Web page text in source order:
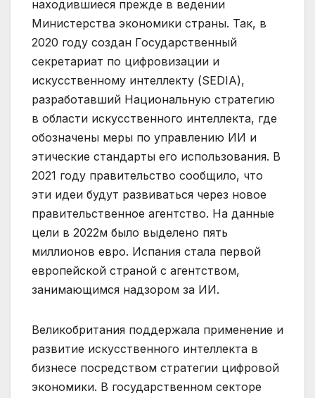
находившиеся прежде в ведении
Министерства экономики страны. Так, в
2020 году создан Государственный
секретариат по цифровизации и
искусственному интеллекту (SEDIA),
разработавший Национальную стратегию
в области искусственного интеллекта, где
обозначены меры по управлению ИИ и
этические стандарты его использования. В
2021 году правительство сообщило, что
эти идеи будут развиваться через новое
правительственное агентство. На данные
цели в 2022м было выделено пять
миллионов евро. Испания стала первой
европейской страной с агентством,
занимающимся надзором за ИИ.
Великобритания поддержала применение и
развитие искусственного интеллекта в
бизнесе посредством стратегии цифровой
экономики. В государственном секторе